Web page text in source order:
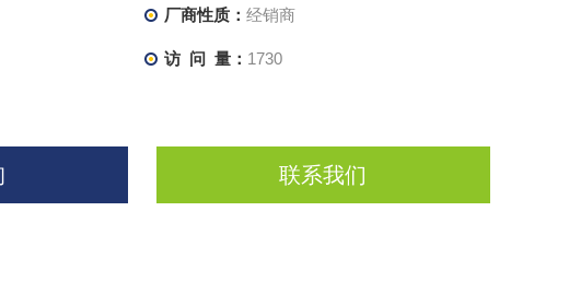
用和型号润滑油温度监测，机油压力变速箱压力，泵出口压
厂商性质： 经销商
访 问 量： 1730
联系我们